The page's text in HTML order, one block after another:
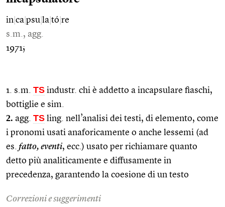
in ca psu la tó re
s.m., agg.
1971;
1. s.m. TS industr. chi è addetto a incapsulare fiaschi,
bottiglie e sim.
2. agg. TS ling. nell’analisi dei testi, di elemento, come
i pronomi usati anaforicamente o anche lessemi (ad
es. fatto, eventi, ecc.) usato per richiamare quanto
detto più analiticamente e diffusamente in
precedenza, garantendo la coesione di un testo
Correzioni e suggerimenti